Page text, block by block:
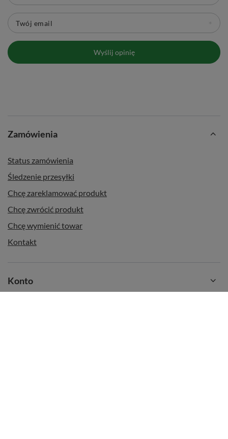
Twój email
Wyślij opinię
Zamówienia
Status zamówienia
Śledzenie przesyłki
Chcę zareklamować produkt
Chcę zwrócić produkt
Chcę wymienić towar
Kontakt
Konto